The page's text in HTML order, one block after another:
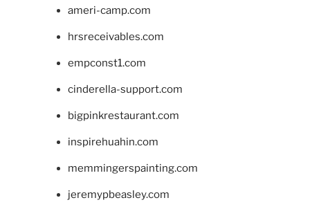
ameri-camp.com
hrsreceivables.com
empconst1.com
cinderella-support.com
bigpinkrestaurant.com
inspirehuahin.com
memmingerspainting.com
jeremypbeasley.com